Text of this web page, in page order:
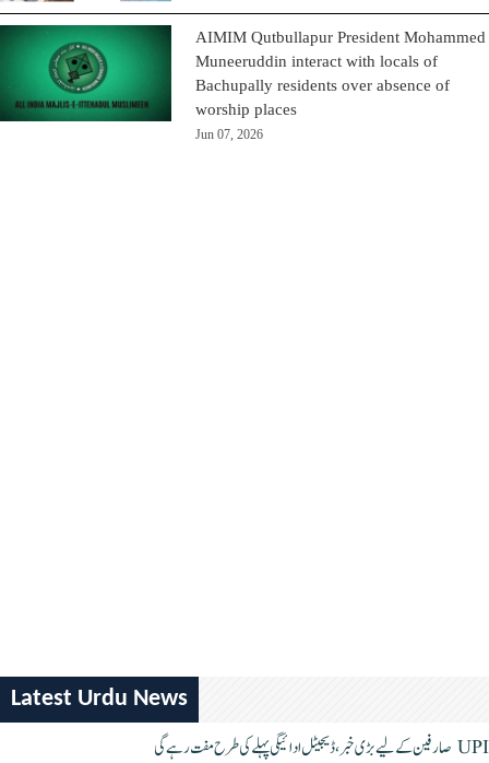
AIMIM Qutbullapur President Mohammed
Muneeruddin interact with locals of
Bachupally residents over absence of
worship places
Jun 07, 2026
Latest Urdu News
UPI صارفین کے لیے بڑی خبر، ڈیجیٹل ادائیگی پہلے کی طرح مفت رہے گی